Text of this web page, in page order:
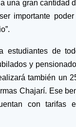
una gran cantidad
importante
estudiantes de
y
también un
Chajarí. Ese
con tarifas